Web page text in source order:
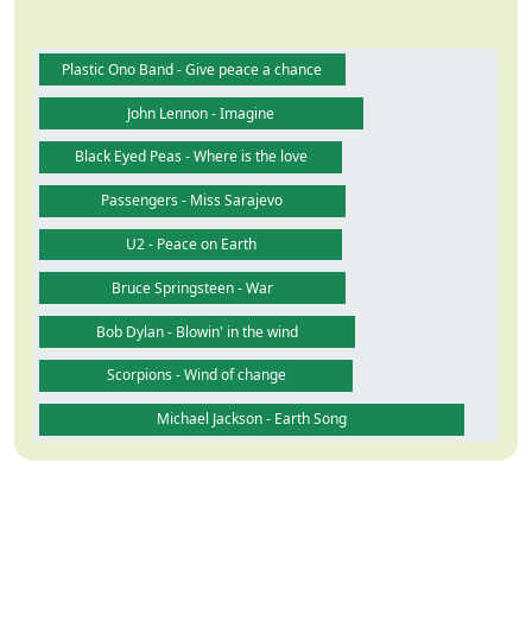
Plastic Ono Band - Give peace a chance
John Lennon - Imagine
Black Eyed Peas - Where is the love
Passengers - Miss Sarajevo
U2 - Peace on Earth
Bruce Springsteen - War
Bob Dylan - Blowin' in the wind
Scorpions - Wind of change
Michael Jackson - Earth Song